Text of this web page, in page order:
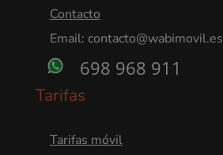
Contacto
Email: contacto@wabimovil.es
698 968 911
Tarifas
Tarifas móvil